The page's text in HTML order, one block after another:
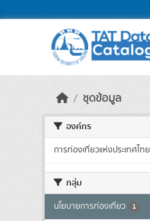
ชุดข้อมูล
องค์กร
การท่องเที่ยวแห่งประเทศไทย
กลุ่ม
นโยบายการท่องเที่ยว 1